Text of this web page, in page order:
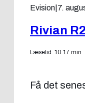
Evision 7.
Rivian
Læsetid: 10:17 min
Få det